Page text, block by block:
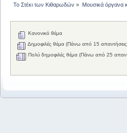
Το Στέκι των Κιθαρωδών » Μουσικά όργανα
Κανονικό θέμα
Δημοφιλές θέμα (Πάνω από 15
Πολύ δημοφιλές θέμα (Πάνω από 25